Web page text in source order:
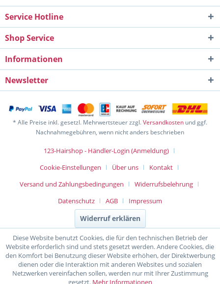
Service Hotline
Shop Service
Informationen
Newsletter
* Alle Preise inkl. gesetzl. Mehrwertsteuer zzgl.Versandkosten und ggf.
Nachnahmegebühren, wenn nicht anders beschrieben
123-Hairshop - Händler-Login (Anmeldung)
Cookie-Einstellungen
Über uns
Kontakt
Versand und Zahlungsbedingungen
Widerrufsbelehrung
Datenschutz
AGB Impressum
Widerruf erklären
Diese Website benutzt Cookies, die für den technischen Betrieb der
Website erforderlich sind und stets gesetzt werden. Andere Cookies, die
den Komfort bei Benutzung dieser Website erhöhen, der Direktwerbung
dienen oder die Interaktion mit anderen Websites und sozialen
Netzwerken vereinfachen sollen, werden nur mit Ihrer Zustimmung
gesetzt. Mehr Informationen